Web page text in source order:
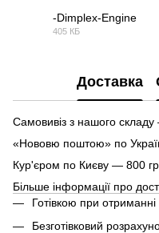
-Dimplex-Engine
405 КБ
Доставка
Самовивіз з нашого
«Нововю поштою» по
Кур'єром по Києву — 800
Більше інформації про
Готівкою при отриманні
Безготівковий